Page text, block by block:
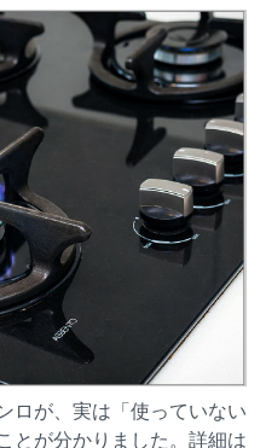
ロが、実は「使っていない
とが分かりました。詳細は